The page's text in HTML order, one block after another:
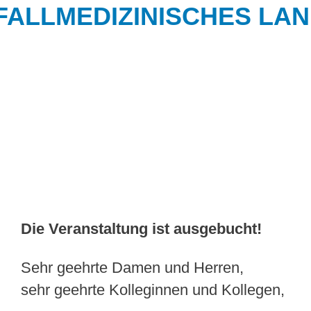
Die Veranstaltung ist ausgebucht!
Sehr geehrte Damen und Herren,
sehr geehrte Kolleginnen und Kollegen,